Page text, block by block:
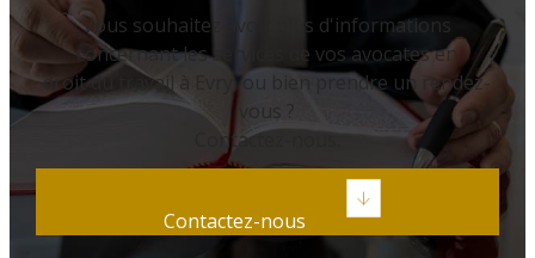
Vous souhaitez avoir plus d'informations
concernant les services de vos avocates en
droit du travail à Evry, ou bien prendre un rendez-
Contactez-nous.
Contactez-nous